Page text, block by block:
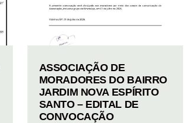
ASSOCIAÇÃO DE
MORADORES DO BAIRRO
JARDIM NOVA ESPÍRITO
SANTO – EDITAL DE
CONVOCAÇÃO